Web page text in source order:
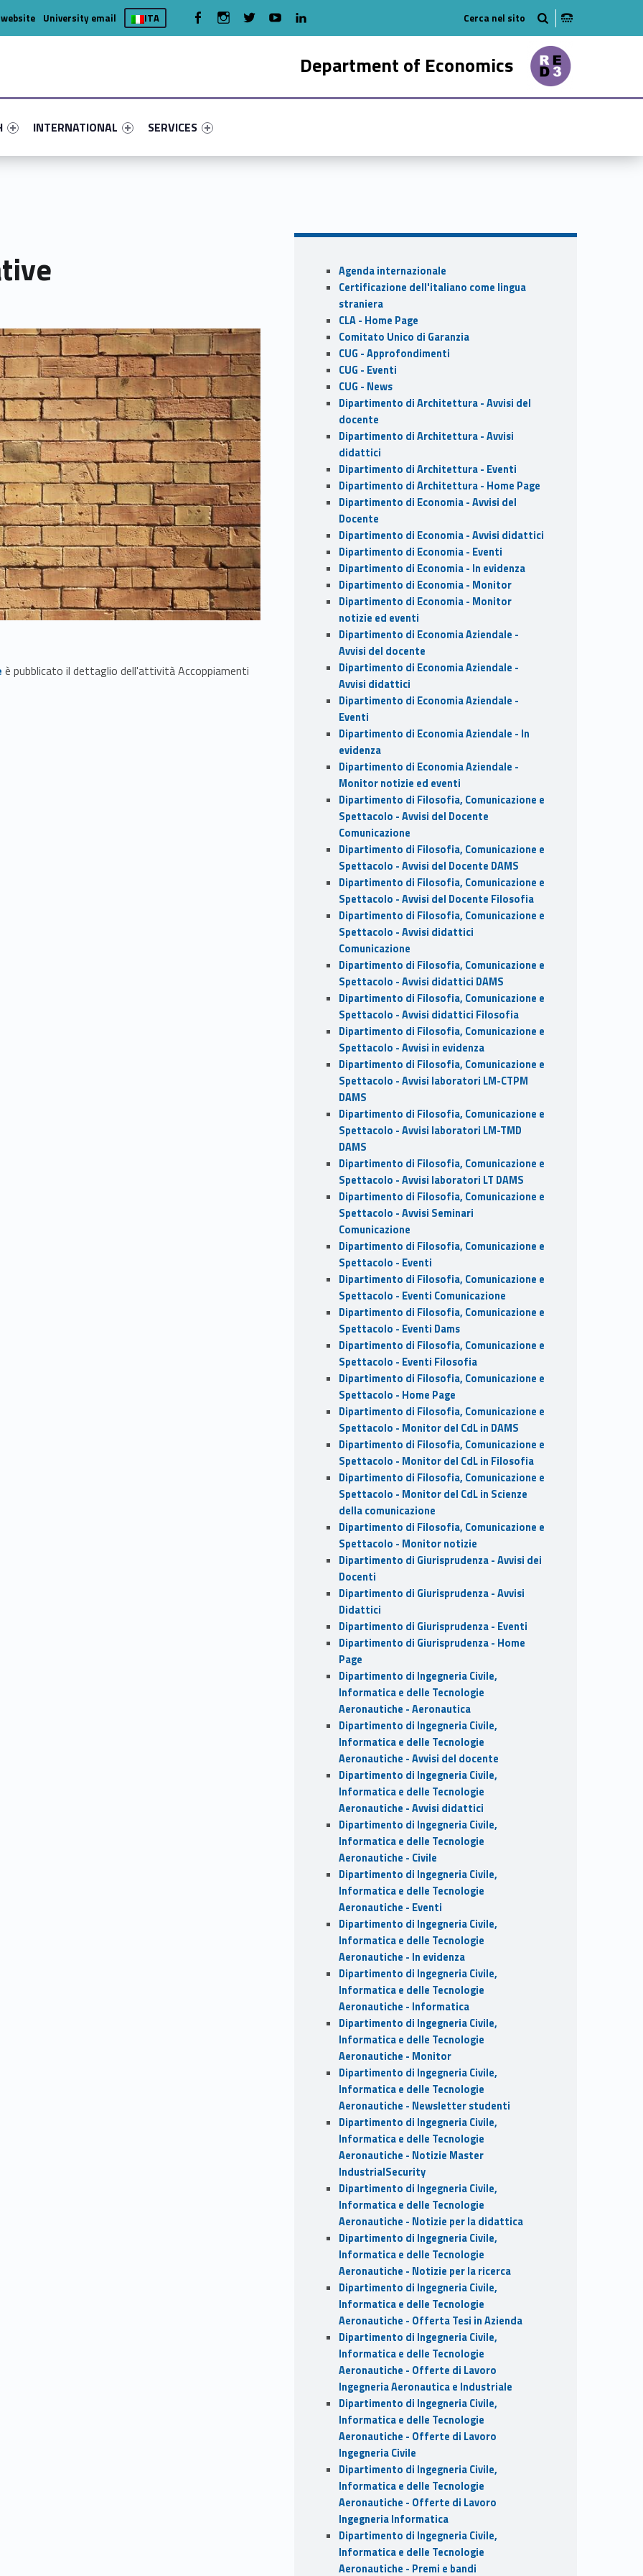
Department of Economics
79423-4
#link-menu-primary-7950-7
Link identifier #link-menu-primary-25475-15
INTERNATIONAL
Link identifier #link-menu-primary-20478-21
SERVICES
University email ITA WebMan on FacebookWebMan on InstagramWebMan on TwitterWebMan on Youtube
è pubblicato il dettaglio dell'attività Accoppiamenti
Sidebar
Agenda internazionale
Certificazione dell'italiano come lingua
straniera
CLA - Home Page
Comitato Unico di Garanzia
CUG - Approfondimenti
CUG - Eventi
CUG - News
Dipartimento di Architettura - Avvisi del
docente
Dipartimento di Architettura - Avvisi
didattici
Dipartimento di Architettura - Eventi
Dipartimento di Architettura - Home Page
Dipartimento di Economia - Avvisi del
Docente
Dipartimento di Economia - Avvisi didattici
Dipartimento di Economia - Eventi
Dipartimento di Economia - In evidenza
Dipartimento di Economia - Monitor
Dipartimento di Economia - Monitor
notizie ed eventi
Dipartimento di Economia Aziendale -
Avvisi del docente
Dipartimento di Economia Aziendale -
Avvisi didattici
Dipartimento di Economia Aziendale -
Eventi
Dipartimento di Economia Aziendale - In
evidenza
Dipartimento di Economia Aziendale -
Monitor notizie ed eventi
Dipartimento di Filosofia, Comunicazione e
Spettacolo - Avvisi del Docente
Comunicazione
Dipartimento di Filosofia, Comunicazione e
Spettacolo - Avvisi del Docente DAMS
Dipartimento di Filosofia, Comunicazione e
Spettacolo - Avvisi del Docente Filosofia
Dipartimento di Filosofia, Comunicazione e
Spettacolo - Avvisi didattici
Comunicazione
Dipartimento di Filosofia, Comunicazione e
Spettacolo - Avvisi didattici DAMS
Dipartimento di Filosofia, Comunicazione e
Spettacolo - Avvisi didattici Filosofia
Dipartimento di Filosofia, Comunicazione e
Spettacolo - Avvisi in evidenza
Dipartimento di Filosofia, Comunicazione e
Spettacolo - Avvisi laboratori LM-CTPM
DAMS
Dipartimento di Filosofia, Comunicazione e
Spettacolo - Avvisi laboratori LM-TMD
DAMS
Dipartimento di Filosofia, Comunicazione e
Spettacolo - Avvisi laboratori LT DAMS
Dipartimento di Filosofia, Comunicazione e
Spettacolo - Avvisi Seminari
Comunicazione
Dipartimento di Filosofia, Comunicazione e
Spettacolo - Eventi
Dipartimento di Filosofia, Comunicazione e
Spettacolo - Eventi Comunicazione
Dipartimento di Filosofia, Comunicazione e
Spettacolo - Eventi Dams
Dipartimento di Filosofia, Comunicazione e
Spettacolo - Eventi Filosofia
Dipartimento di Filosofia, Comunicazione e
Spettacolo - Home Page
Dipartimento di Filosofia, Comunicazione e
Spettacolo - Monitor del CdL in DAMS
Dipartimento di Filosofia, Comunicazione e
Spettacolo - Monitor del CdL in Filosofia
Dipartimento di Filosofia, Comunicazione e
Spettacolo - Monitor del CdL in Scienze
della comunicazione
Dipartimento di Filosofia, Comunicazione e
Spettacolo - Monitor notizie
Dipartimento di Giurisprudenza - Avvisi dei
Docenti
Dipartimento di Giurisprudenza - Avvisi
Didattici
Dipartimento di Giurisprudenza - Eventi
Dipartimento di Giurisprudenza - Home
Page
Dipartimento di Ingegneria Civile,
Informatica e delle Tecnologie
Aeronautiche - Aeronautica
Dipartimento di Ingegneria Civile,
Informatica e delle Tecnologie
Aeronautiche - Avvisi del docente
Dipartimento di Ingegneria Civile,
Informatica e delle Tecnologie
Aeronautiche - Avvisi didattici
Dipartimento di Ingegneria Civile,
Informatica e delle Tecnologie
Aeronautiche - Civile
Dipartimento di Ingegneria Civile,
Informatica e delle Tecnologie
Aeronautiche - Eventi
Dipartimento di Ingegneria Civile,
Informatica e delle Tecnologie
Aeronautiche - In evidenza
Dipartimento di Ingegneria Civile,
Informatica e delle Tecnologie
Aeronautiche - Informatica
Dipartimento di Ingegneria Civile,
Informatica e delle Tecnologie
Aeronautiche - Monitor
Dipartimento di Ingegneria Civile,
Informatica e delle Tecnologie
Aeronautiche - Newsletter studenti
Dipartimento di Ingegneria Civile,
Informatica e delle Tecnologie
Aeronautiche - Notizie Master
IndustrialSecurity
Dipartimento di Ingegneria Civile,
Informatica e delle Tecnologie
Aeronautiche - Notizie per la didattica
Dipartimento di Ingegneria Civile,
Informatica e delle Tecnologie
Aeronautiche - Notizie per la ricerca
Dipartimento di Ingegneria Civile,
Informatica e delle Tecnologie
Aeronautiche - Offerta Tesi in Azienda
Dipartimento di Ingegneria Civile,
Informatica e delle Tecnologie
Aeronautiche - Offerte di Lavoro
Ingegneria Aeronautica e Industriale
Dipartimento di Ingegneria Civile,
Informatica e delle Tecnologie
Aeronautiche - Offerte di Lavoro
Ingegneria Civile
Dipartimento di Ingegneria Civile,
Informatica e delle Tecnologie
Aeronautiche - Offerte di Lavoro
Ingegneria Informatica
Dipartimento di Ingegneria Civile,
Informatica e delle Tecnologie
Aeronautiche - Premi e bandi